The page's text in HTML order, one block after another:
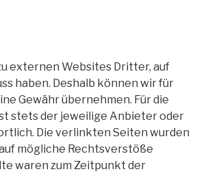
externen Websites Dritter, auf
haben. Deshalb können wir für
Gewähr übernehmen. Für die
stets der jeweilige Anbieter oder
Die verlinkten Seiten wurden
mögliche Rechtsverstöße
waren zum Zeitpunkt der